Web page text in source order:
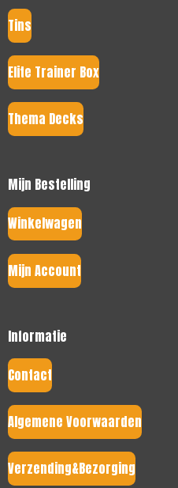
Tins
Elite Trainer Box
Thema Decks
Mijn Bestelling
Winkelwagen
Mijn Account
Informatie
Contact
Algemene Voorwaarden
Verzending&Bezorging